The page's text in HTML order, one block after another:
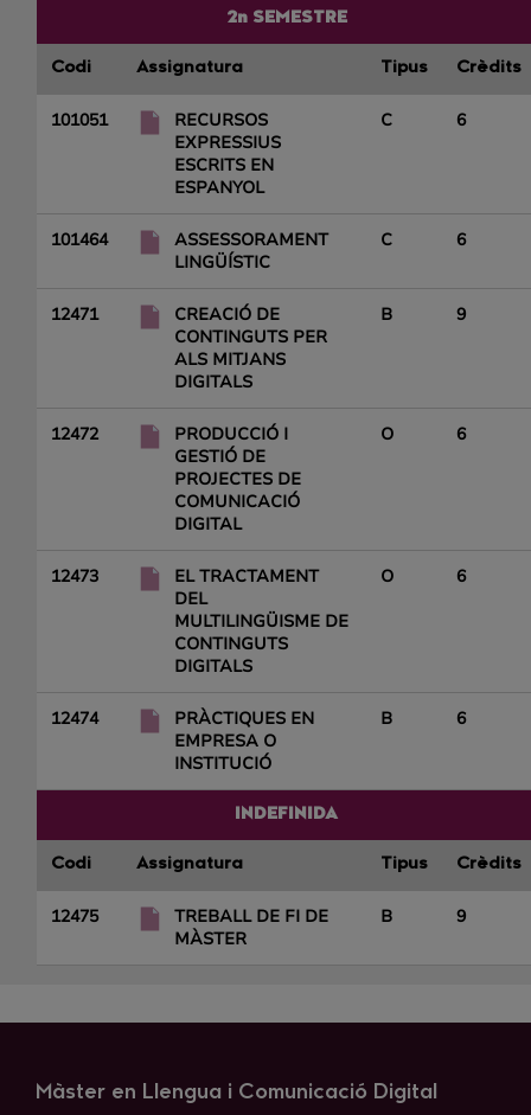
2n SEMESTRE
Codi Assignatura Tipus Crèdits
101051
RECURSOS
EXPRESSIUS
ESCRITS EN
ESPANYOL
C 6
101464
ASSESSORAMENT
LINGÜÍSTIC
C 6
12471
CREACIÓ DE
CONTINGUTS PER
ALS MITJANS
DIGITALS
B 9
12472
PRODUCCIÓ I
GESTIÓ DE
PROJECTES DE
COMUNICACIÓ
DIGITAL
O 6
12473
EL TRACTAMENT
DEL
MULTILINGÜISME DE
CONTINGUTS
DIGITALS
O 6
12474
PRÀCTIQUES EN
EMPRESA O
INSTITUCIÓ
B 6
INDEFINIDA
Codi Assignatura Tipus Crèdits
12475
TREBALL DE FI DE
MÀSTER
B 9
Màster en Llengua i Comunicació Digital